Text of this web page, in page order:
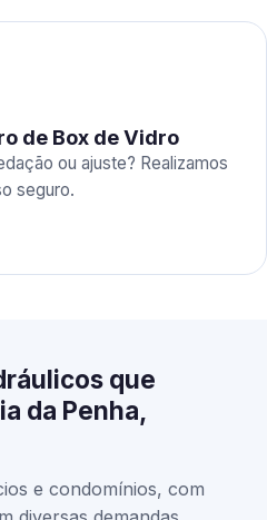
de Box de Vidro
ou ajuste? Realizamos
seguro.
que
da Penha,
e condomínios, com